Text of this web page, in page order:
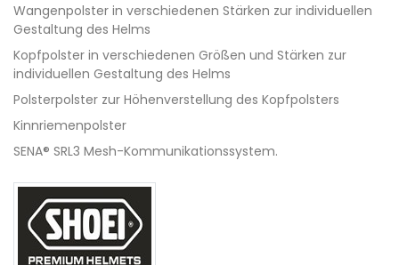
Wangenpolster in verschiedenen Stärken zur individuellen
Gestaltung des Helms
Kopfpolster in verschiedenen Größen und Stärken zur
individuellen Gestaltung des Helms
Polsterpolster zur Höhenverstellung des Kopfpolsters
Kinnriemenpolster
SENA® SRL3 Mesh-Kommunikationssystem.